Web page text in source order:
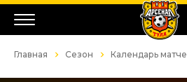
Главная Сезон Календарь